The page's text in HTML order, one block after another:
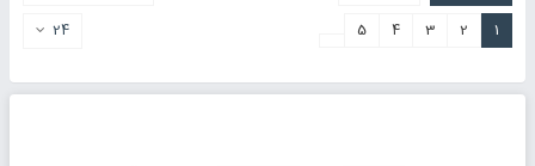
24
1
2
3
4
5